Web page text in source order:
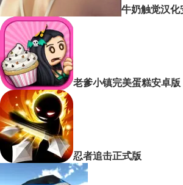
牛奶触觉汉化
老爹小镇完美蛋糕安卓版
忍者追击正式版